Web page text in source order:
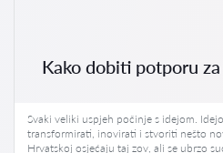
Kako dobiti potporu
Svaki veliki uspjeh počinje s idejom.
transformirati, inovirati i stvoriti nešto
Hrvatskoj osjećaju taj zov, ali se ubrzo